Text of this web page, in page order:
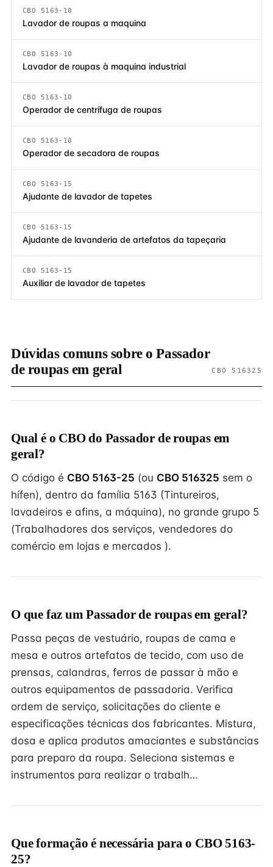
CBO 5163-10
Lavador de roupas a maquina
CBO 5163-10
Lavador de roupas à maquina industrial
CBO 5163-10
Operador de centrífuga de roupas
CBO 5163-10
Operador de secadora de roupas
CBO 5163-15
Ajudante de lavador de tapetes
CBO 5163-15
Ajudante de lavanderia de artefatos da tapeçaria
CBO 5163-15
Auxiliar de lavador de tapetes
Dúvidas comuns sobre o Passador
de roupas em geral
CBO 516325
Qual é o CBO do Passador de roupas em
geral?
O código é CBO 5163-25 (ou CBO 516325 sem o
hífen), dentro da família 5163 (Tintureiros,
lavadeiros e afins, a máquina), no grande grupo 5
(Trabalhadores dos serviços, vendedores do
comércio em lojas e mercados ).
O que faz um Passador de roupas em geral?
Passa peças de vestuário, roupas de cama e
mesa e outros artefatos de tecido, com uso de
prensas, calandras, ferros de passar à mão e
outros equipamentos de passadoria. Verifica
ordem de serviço, solicitações do cliente e
especificações técnicas dos fabricantes. Mistura,
dosa e aplica produtos amaciantes e substâncias
para preparo da roupa. Seleciona sistemas e
instrumentos para realizar o trabalh…
Que formação é necessária para o CBO 5163-
25?